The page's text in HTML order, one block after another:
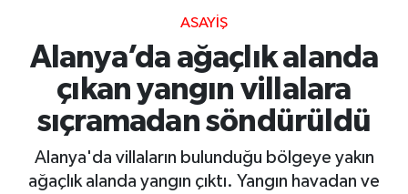
ASAYIŞ
Alanya’da ağaçlık alanda
çıkan yangın villalara
sıçramadan söndürüldü
Alanya'da villaların bulunduğu bölgeye yakın
ağaçlık alanda yangın çıktı. Yangın havadan ve
Diğer
Dünya
Ekonomi
Gizlilik İlkeleri - Privacy Policy
Haber Arşivi